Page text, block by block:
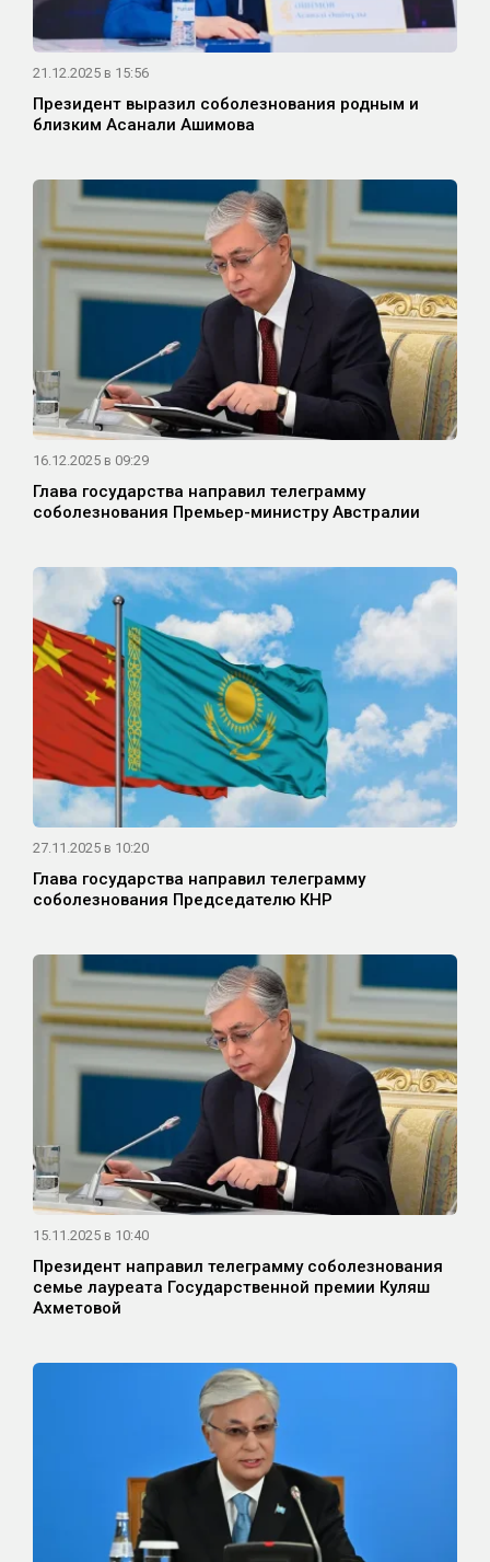
21.12.2025 в 15:56
Президент выразил соболезнования родным и
близким Асанали Ашимова
16.12.2025 в 09:29
Глава государства направил телеграмму
соболезнования Премьер-министру Австралии
27.11.2025 в 10:20
Глава государства направил телеграмму
соболезнования Председателю КНР
15.11.2025 в 10:40
Президент направил телеграмму соболезнования
семье лауреата Государственной премии Куляш
Ахметовой